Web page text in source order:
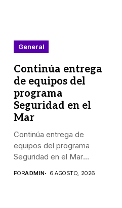
General
Continúa entrega
de equipos del
programa
Seguridad en el
Mar
Continúa entrega de
equipos del programa
Seguridad en el Mar
PORADMIN 6 AGOSTO, 2026